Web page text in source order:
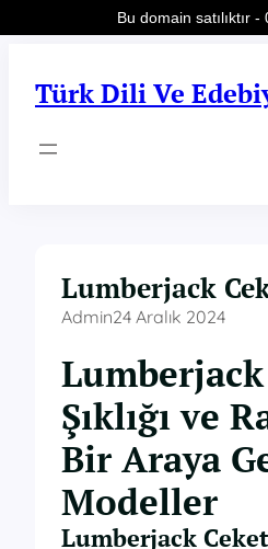
Türk Dili Ve
Lumberjack
Admin24 Aralık 2024
Şıklığı ve
Bir Araya
Modeller
Lumberjack
Bu domain satılıktır